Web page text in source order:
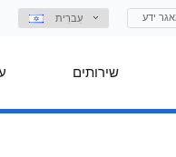
עִברִית ידע
שירותים